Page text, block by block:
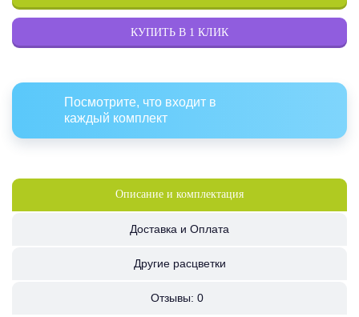
КУПИТЬ В 1 КЛИК
Посмотрите, что входит в
каждый комплект
Описание и комплектация
Доставка и Оплата
Другие расцветки
Отзывы: 0